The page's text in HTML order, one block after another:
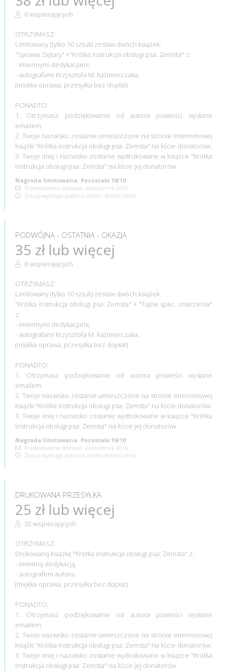
0 wspierających
OTRZYMASZ:
Limitowany (tylko 10 sztuk) zestaw dwóch książek:
"Sprawa Ziętary" +"Krótka instrukcja obsługi psa: Zemsta" z:
- imiennymi dedykacjami,
- autografami Krzysztofa M. Kaźmierczaka,
(miękka oprawa, przesyłka bez dopłat)
PONADTO:
1. Otrzymasz podziękowanie od autora powieści wysłane
emailem.
2. Twoje nazwisko zostanie umieszczone na stronie internetowej
książki "Krótka instrukcja obsługi psa: Zemsta" na liście donatorów.
3. Twoje imię i nazwisko zostanie wydrukowane w książce "Krótka
instrukcja obsługi psa: Zemsta" na liście jej donatorów.
Nagroda limitowana. Pozostało 10/10
Przewidywana dostawa: październik 2016
Zakup wymaga podania adresu dostarczenia
PODWÓJNA - OSTATNIA - OKAZJA
35 zł lub więcej
0 wspierających
OTRZYMASZ:
Limitowany (tylko 10 sztuk) zestaw dwóch książek:
"Krótka instrukcja obsługi psa: Zemsta" + "Tajne spec. znaczenia"
z:
- imiennymi dedykacjami,
- autografami Krzysztofa M. Kaźmierczaka,
(miękka oprawa, przesyłka bez dopłat)
PONADTO:
1. Otrzymasz podziękowanie od autora powieści wysłane
emailem.
2. Twoje nazwisko zostanie umieszczone na stronie internetowej
książki "Krótka instrukcja obsługi psa: Zemsta" na liście donatorów.
3. Twoje imię i nazwisko zostanie wydrukowane w książce "Krótka
instrukcja obsługi psa: Zemsta" na liście jej donatorów.
Nagroda limitowana. Pozostało 10/10
Przewidywana dostawa: październik 2016
Zakup wymaga podania adresu dostarczenia
DRUKOWANA PRZESYŁKA
25 zł lub więcej
32 wspierających
OTRZYMASZ:
Drukowaną książkę "Krótka instrukcja obsługi psa: Zemsta" z:
- imienną dedykacją,
- autografem autora.
(miękka oprawa, przesyłka bez dopłat)
PONADTO:
1. Otrzymasz podziękowanie od autora powieści wysłane
emailem.
2. Twoje nazwisko zostanie umieszczone na stronie internetowej
książki "Krótka instrukcja obsługi psa: Zemsta" na liście donatorów.
3. Twoje imię i nazwisko zostanie wydrukowane w książce "Krótka
instrukcja obsługi psa: Zemsta" na liście jej donatorów.